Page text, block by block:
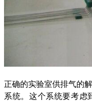
正确的实验室供排气的
系统。这个系统要考虑